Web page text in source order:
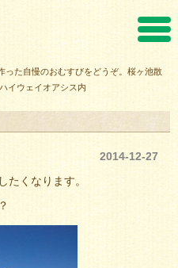
った自慢のおむすびをどうぞ。桜ヶ池散
イウェイオアシス内
2014-12-27
たくなります。